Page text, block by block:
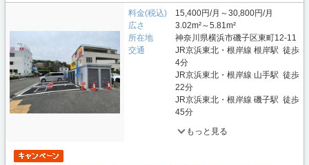
料金(税込)
15,400円/月～30,800円/月
広さ
3.02m²～5.81m²
所在地
神奈川県横浜市磯子区東町12-11
交通
JR京浜東北・根岸線 根岸駅 徒歩
4分
JR京浜東北・根岸線 山手駅 徒歩
22分
JR京浜東北・根岸線 磯子駅 徒歩
45分
もっと見る